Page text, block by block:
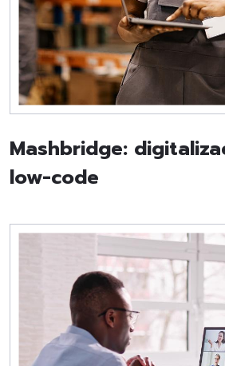
Mashbridge:
low-code